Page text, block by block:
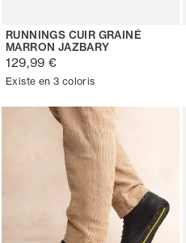
RUNNINGS CUIR GRAINÉ
MARRON JAZBARY
129,99 €
Existe en 3 coloris